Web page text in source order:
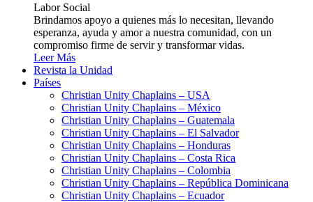
Labor Social
Brindamos apoyo a quienes más lo necesitan, llevando
esperanza, ayuda y amor a nuestra comunidad, con un
compromiso firme de servir y transformar vidas.
Leer Más
Revista la Unidad
Países
Christian Unity Chaplains – USA
Christian Unity Chaplains – México
Christian Unity Chaplains – Guatemala
Christian Unity Chaplains – El Salvador
Christian Unity Chaplains – Honduras
Christian Unity Chaplains – Costa Rica
Christian Unity Chaplains – Colombia
Christian Unity Chaplains – República Dominicana
Christian Unity Chaplains – Ecuador